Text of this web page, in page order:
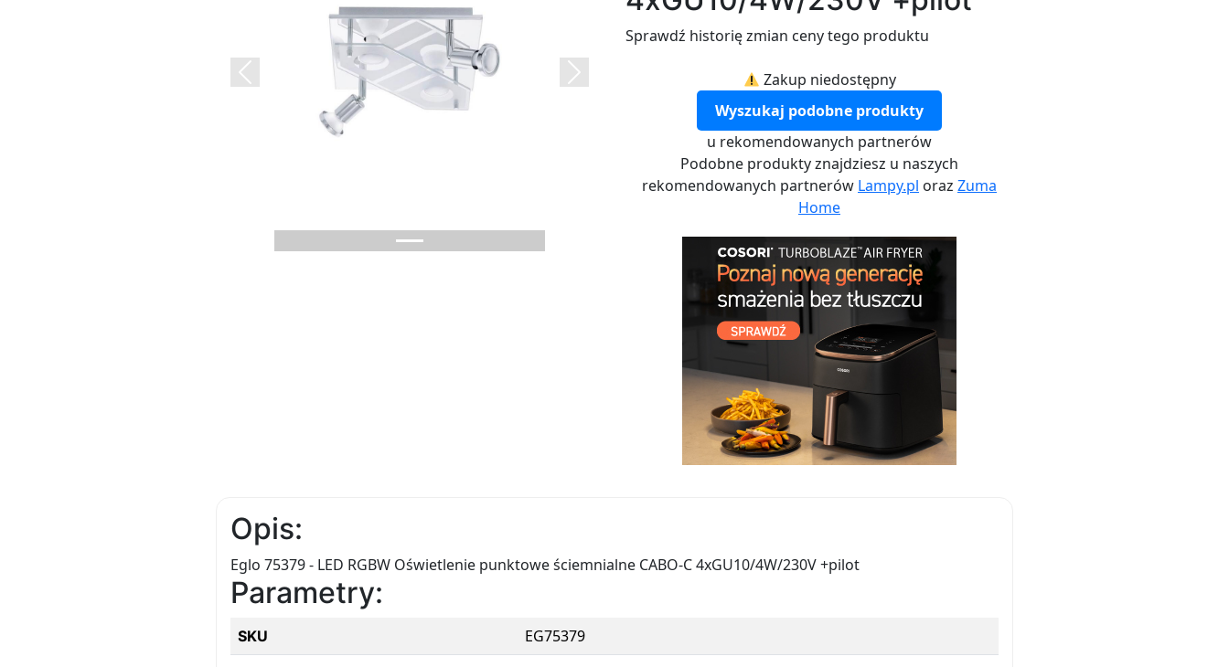
Previous Next
Sprawdź historię zmian ceny tego produktu
Zakup niedostępny
Wyszukaj podobne produkty
u rekomendowanych partnerów
Podobne produkty znajdziesz u naszych
rekomendowanych partnerów Lampy.pl oraz Zuma
Home
Opis:
Eglo 75379 - LED RGBW Oświetlenie punktowe ściemnialne CABO-C 4xGU10/4W/230V +pilot
Parametry:
SKU EG75379